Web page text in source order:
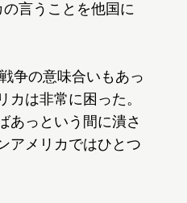
言うことを他国に
争の意味合いもあっ
は非常に困った。
あっという間に潰さ
アメリカではひとつ